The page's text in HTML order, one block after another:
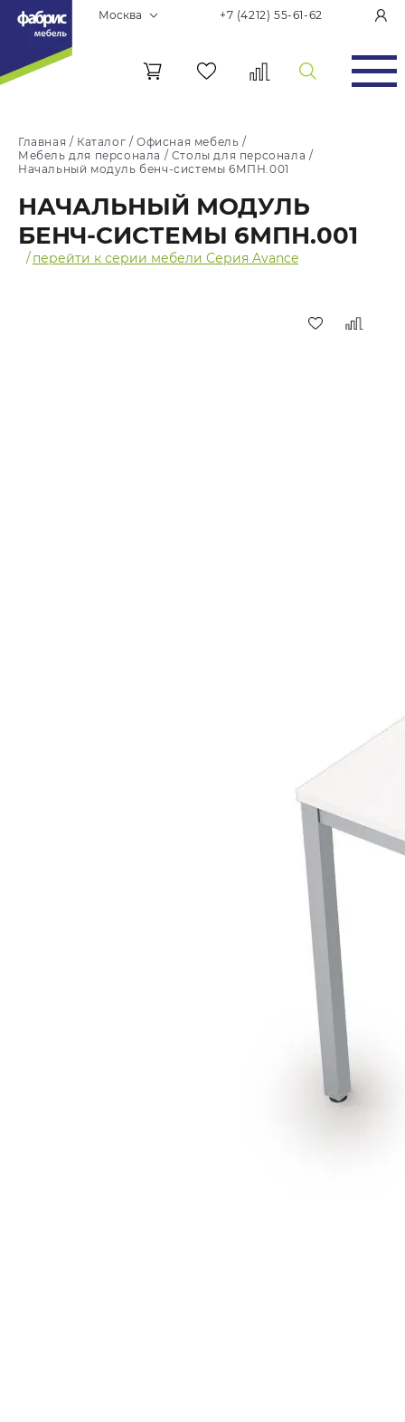
Москва +7 (4212) 55-61-62
Главная / Каталог /Офисная мебель /
Мебель для персонала / Столы для персонала /
Начальный модуль бенч-системы 6МПН.001
НАЧАЛЬНЫЙ МОДУЛЬ
БЕНЧ-СИСТЕМЫ 6МПН.001
/перейти к серии мебели Серия Avance